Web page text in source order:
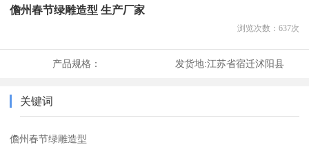
儋州春节绿雕造型 生产厂家
浏览次数： 637次
产品规格： 发货地:江苏省宿迁沭阳县
关键词
儋州春节绿雕造型